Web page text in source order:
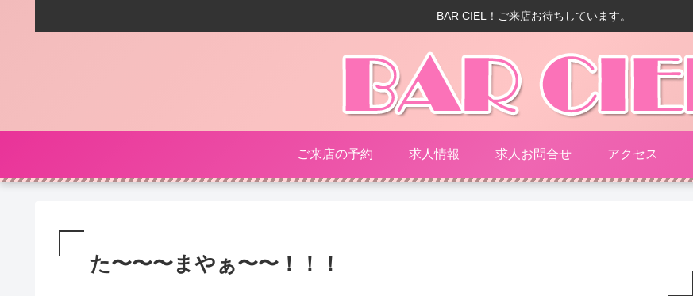
BAR CIEL！ご来店お待ちしています。
ご来店の予約 求人情報 求人お問合せ アクセス
た〜〜〜まやぁ〜〜！！！